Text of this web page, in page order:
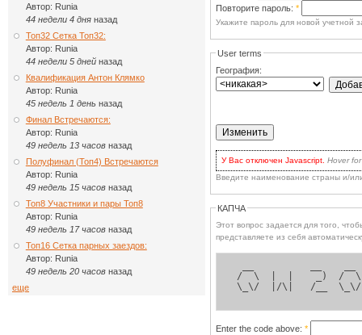
Автор: Runia
44 недели 4 дняназад
Топ32 Сетка Топ32:
Автор: Runia
44 недели 5 днейназад
Квалификация Антон Клямко
Автор: Runia
45 недель 1 день назад
Финал Встречаются:
Автор: Runia
49 недель 13 часовназад
Полуфинал (Топ4) Встречаются
Автор: Runia
49 недель 15 часовназад
Топ8 Участники и пары Топ8
Автор: Runia
49 недель 17 часовназад
Топ16 Сетка парных заездов:
Автор: Runia
49 недель 20 часовназад
еще
Повторите пароль: *
Укажите пароль для новой учетной
User terms
География:
У Вас отключен Javascript. Hover
для волнения: вы по-прежнему
есть два варианта:
наиболее продвинутых.
Кликать на кнопкеUpdate
dropbox you'd like to remove.
Введите наименование страны и/
КАПЧА
Этот вопрос задается для того, чтобы
представляете из себя
/  \  |  |    _)  /
\_\/  |/\|   /__
Enter the code above: *